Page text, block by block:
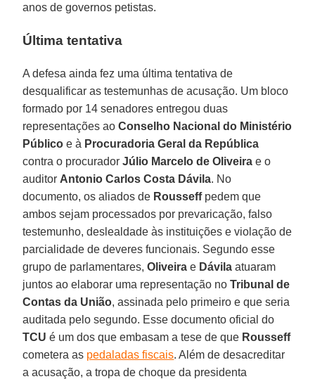
anos de governos petistas.
Última tentativa
A defesa ainda fez uma última tentativa de
desqualificar as testemunhas de acusação. Um bloco
formado por 14 senadores entregou duas
representações aoConselho Nacional do Ministério
Público e à Procuradoria Geral da República
contra o procuradorJúlio Marcelo de Oliveira e o
auditor Antonio Carlos Costa Dávila. No
documento, os aliados de Rousseffpedem que
ambos sejam processados por prevaricação, falso
testemunho, deslealdade às instituições e violação de
parcialidade de deveres funcionais. Segundo esse
grupo de parlamentares,Oliveira e Dávila atuaram
juntos ao elaborar uma representação noTribunal de
Contas da União, assinada pelo primeiro e que seria
auditada pelo segundo. Esse documento oficial do
TCU é um dos que embasam a tese de que Rousseff
cometera as pedaladas fiscais. Além de desacreditar
a acusação, a tropa de choque da presidenta